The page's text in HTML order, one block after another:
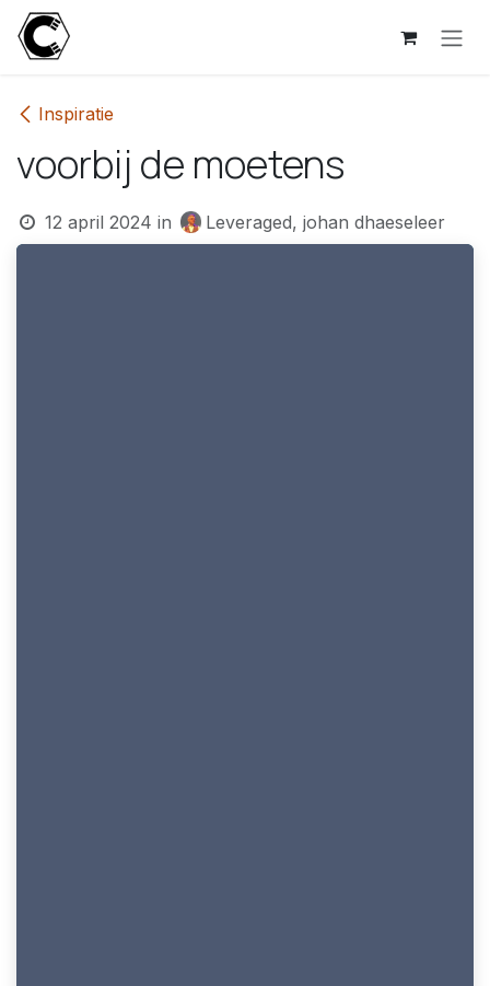
Overslaan naar inhoud
Inspiratie
voorbij de moetens
12 april 2024 in Leveraged, johan dhaeseleer